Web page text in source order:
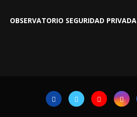
OBSERVATORIO SEGURIDAD PRIVADA